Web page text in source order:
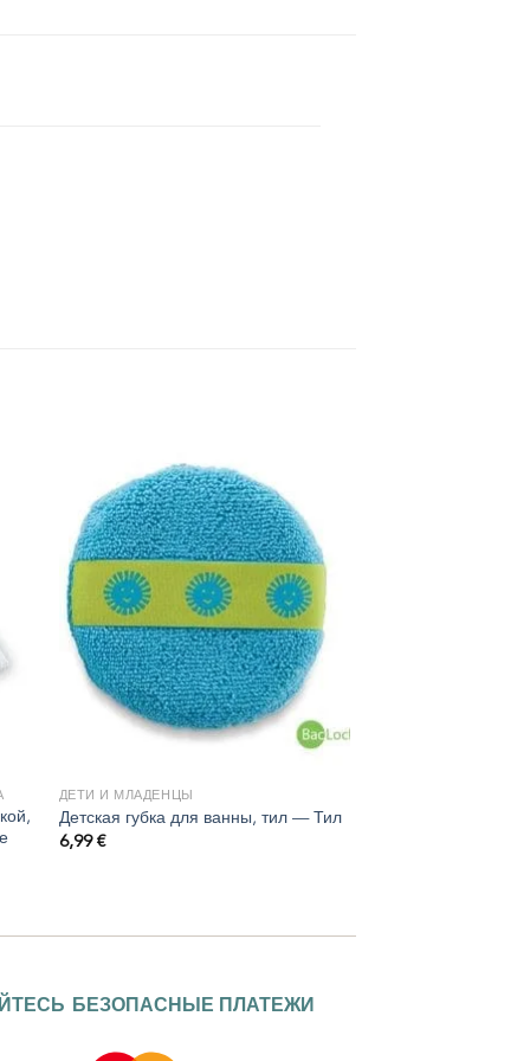
ДЕТИ И МЛАДЕНЦЫ
Детская губка для ванны, тил — Тил
6,99€
БЕЗОПАСНЫЕ ПЛАТЕЖИ